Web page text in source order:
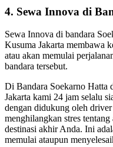
4. Sewa Innova di
Sewa Innova di bandara
Kusuma Jakarta membawa
atau akan memulai
bandara tersebut.
Di Bandara Soekarno Hatta
Jakarta kami 24 jam selalu
dengan didukung oleh
menghilangkan stres tentang
destinasi akhir Anda. Ini
memulai ataupun